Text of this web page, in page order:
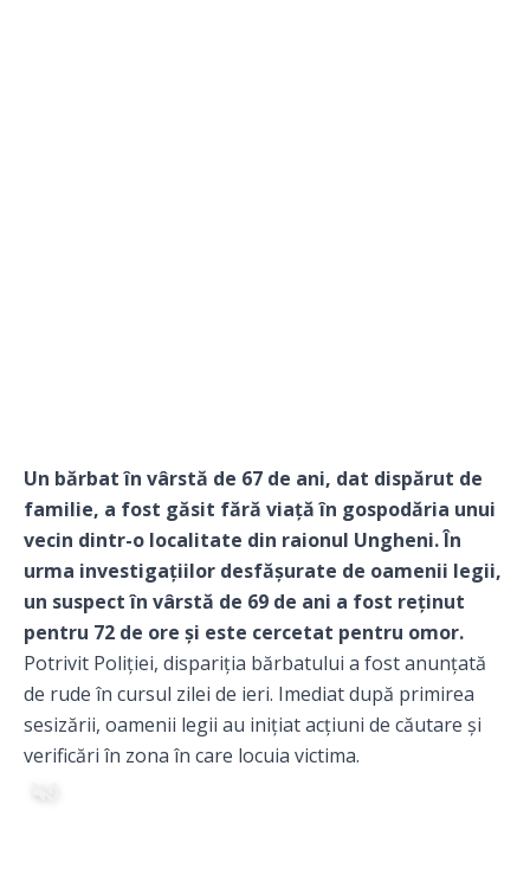
Un bărbat în vârstă de 67 de ani, dat dispărut de
familie, a fost găsit fără viață în gospodăria unui
vecin dintr-o localitate din raionul Ungheni. În
urma investigațiilor desfășurate de oamenii legii,
un suspect în vârstă de 69 de ani a fost reținut
pentru 72 de ore și este cercetat pentru omor.
Potrivit Poliției, dispariția bărbatului a fost anunțată
de rude în cursul zilei de ieri. Imediat după primirea
sesizării, oamenii legii au inițiat acțiuni de căutare și
verificări în zona în care locuia victima.